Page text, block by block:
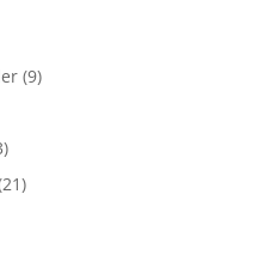
(9)